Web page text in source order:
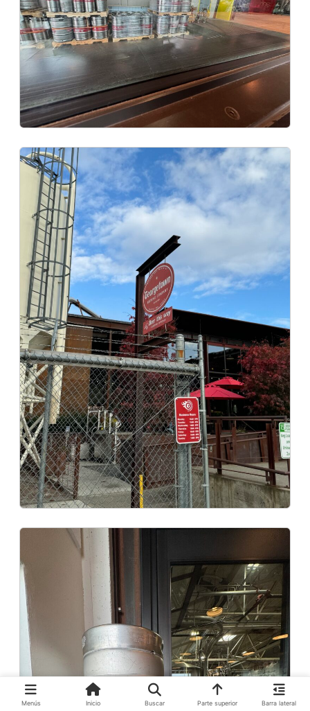
Menús Inicio Buscar Parte superior Barra lateral